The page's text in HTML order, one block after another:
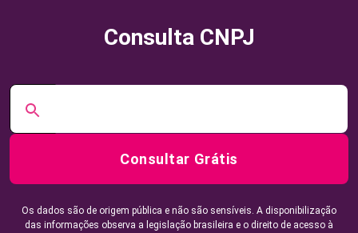
Consulta CNPJ
Consultar Grátis
Os dados são de origem pública e não são sensíveis. A disponibilização
das informações observa a legislação brasileira e o direito de acesso à